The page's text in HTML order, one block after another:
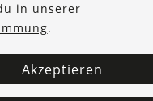
in unserer
.
Akzeptieren